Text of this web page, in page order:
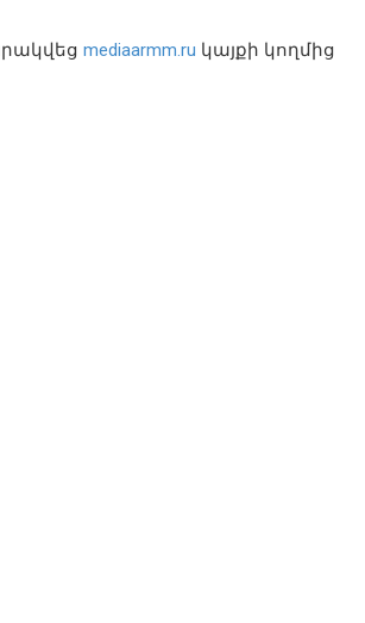
mediaarmm.ru կայքի կողմից